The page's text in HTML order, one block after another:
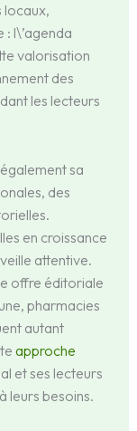
locaux,
l\’agenda
valorisation
des
les lecteurs
sa
des
en croissance
attentive.
offre éditoriale
pharmacies
autant
approche
et ses lecteurs
leurs besoins.